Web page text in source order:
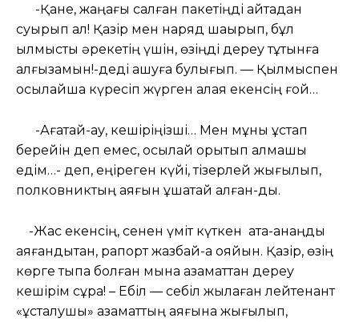
-Қане, жаңағы салған пакетіңді қайтадан
суырып ал! Қазір мен наряд шақырып, бұл
қылмыстық әрекетің үшін, өзіңді дереу тұтқынға
алғызамын!-деді ашуға булығып. — Қылмыспен
осылайша күресіп жүрген алаяқ екенсің ғой…
-Ағатай-ау, кешіріңізші… Мен мұны ұстап
берейін деп емес, осылай қорқытып алмақшы
едім…- деп, еңіреген күйі, тізерлей жығылып,
полковниктың аяғын құшақтай алған-ды.
-Жас екенсің, сенен үміт күткен ата-анаңды
аяғандықтан, рапорт жазбай-ақ қояйын. Қазір, өзің
көрге тықпақ болған мына азаматтан дереу
кешірім сұра! – Ебіл — себіл жылаған лейтенант
«ұсталушы» азаматтың аяғына жығылып,